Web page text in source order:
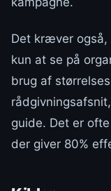
Det kræver
kun at se på
brug af
guide. Det er
der giver 80%